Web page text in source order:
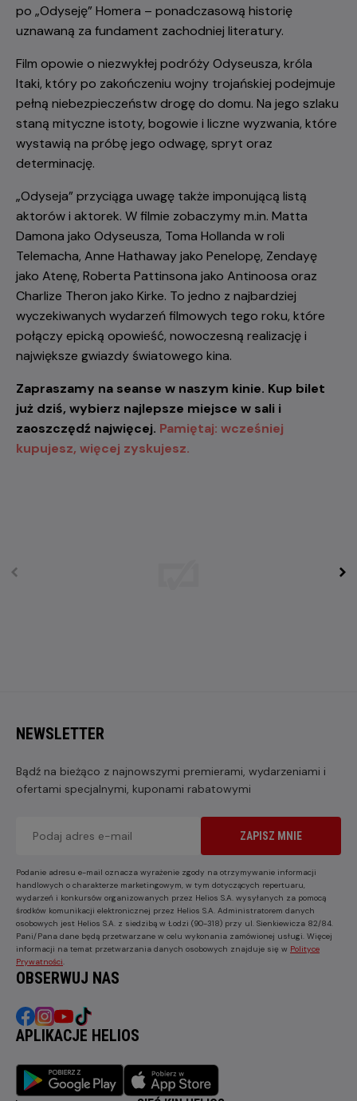
po „Odyseję” Homera – ponadczasową historię
uznawaną za fundament zachodniej literatury.
Film opowie o niezwykłej podróży Odyseusza, króla
Itaki, który po zakończeniu wojny trojańskiej podejmuje
pełną niebezpieczeństw drogę do domu. Na jego szlaku
staną mityczne istoty, bogowie i liczne wyzwania, które
wystawią na próbę jego odwagę, spryt oraz
determinację.
„Odyseja” przyciąga uwagę także imponującą listą
aktorów i aktorek. W filmie zobaczymy m.in. Matta
Damona jako Odyseusza, Toma Hollanda w roli
Telemacha, Anne Hathaway jako Penelopę, Zendayę
jako Atenę, Roberta Pattinsona jako Antinoosa oraz
Charlize Theron jako Kirke. To jedno z najbardziej
wyczekiwanych wydarzeń filmowych tego roku, które
połączy epicką opowieść, nowoczesną realizację i
największe gwiazdy światowego kina.
Zapraszamy na seanse w naszym kinie. Kup bilet
już dziś, wybierz najlepsze miejsce w sali i
zaoszczędź najwięcej. Pamiętaj: wcześniej
kupujesz, więcej zyskujesz.
NEWSLETTER
Bądź na bieżąco z najnowszymi premierami, wydarzeniami i
ofertami specjalnymi, kuponami rabatowymi
ZAPISZ MNIE
Podanie adresu e-mail oznacza wyrażenie zgody na otrzymywanie informacji
handlowych o charakterze marketingowym, w tym dotyczących repertuaru,
wydarzeń i konkursów organizowanych przez Helios S.A. wysyłanych za pomocą
środków komunikacji elektronicznej przez Helios S.A. Administratorem danych
osobowych jest Helios S.A. z siedzibą w Łodzi (90-318) przy ul. Sienkiewicza 82/84.
Pani/Pana dane będą przetwarzane w celu wykonania zamówionej usługi. Więcej
informacji na temat przetwarzania danych osobowych znajduje się w Polityce
Prywatności.
OBSERWUJ NAS
APLIKACJE HELIOS